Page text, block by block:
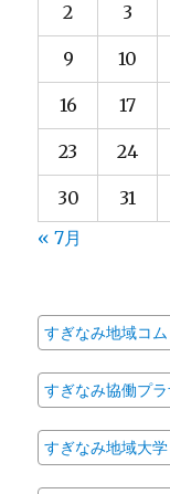
2 3
9 10
16 17
23 24
30
31
« 7月
すぎなみ地域コム
すぎなみ協働プ
すぎなみ地域大学